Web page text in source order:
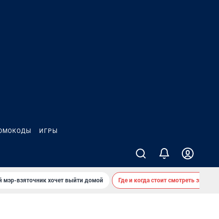
ИГРЫ
мэр-взяточник хочет выйти домой Где и когда стоит смотреть